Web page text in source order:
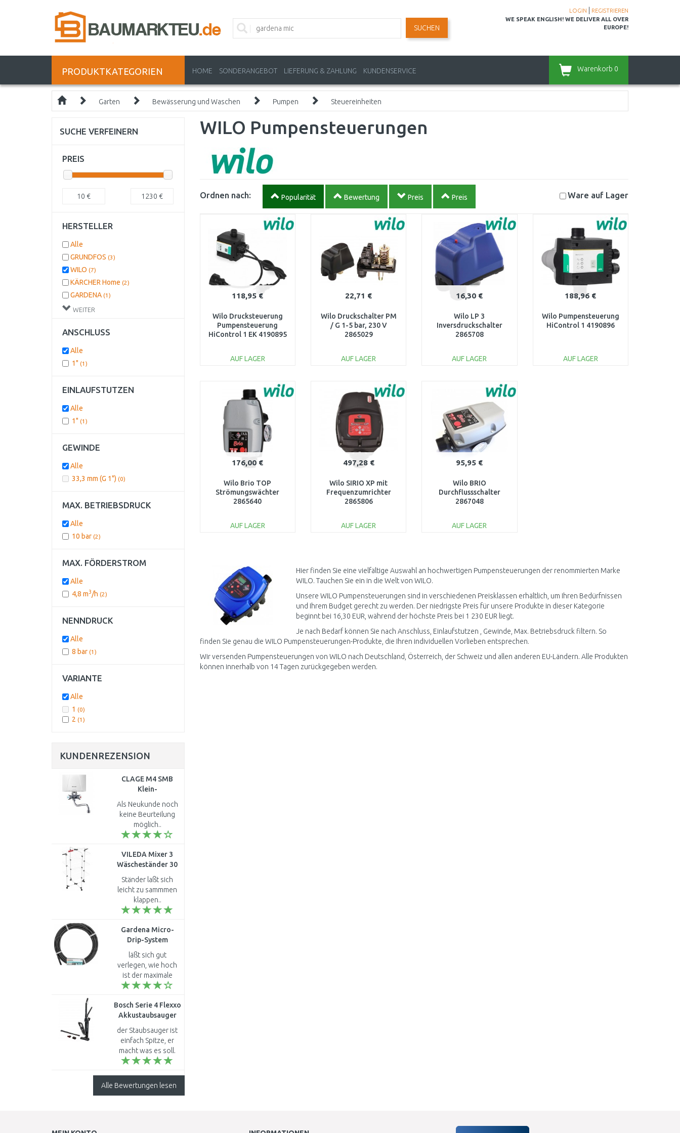
LOGIN
REGISTRIEREN
WE SPEAK ENGLISH! WE DELIVER ALL OVER
EUROPE!
SUCHEN
PRODUKTKATEGORIEN HOME SONDERANGEBOT LIEFERUNG & ZAHLUNG KUNDENSERVICE Warenkorb 0
Garten Bewässerung und Waschen Pumpen Steuereinheiten
WILO Pumpensteuerungen
Ordnen nach: Popularität Bewertung Preis Preis Ware auf Lager
118,95 €
Wilo Drucksteuerung
Pumpensteuerung
HiControl 1 EK 4190895
AUF LAGER
Vergleichen
22,71 €
Wilo Druckschalter PM
/ G 1-5 bar, 230 V
2865029
AUF LAGER
Vergleichen
16,30 €
Wilo LP 3
Inversdruckschalter
2865708
AUF LAGER
Vergleichen
188,96 €
Wilo Pumpensteuerung
HiControl 1 4190896
AUF LAGER
176,00 €
Wilo Brio TOP
Strömungswächter
2865640
AUF LAGER
Vergleichen
497,28 €
Wilo SIRIO XP mit
Frequenzumrichter
2865806
AUF LAGER
Vergleichen
95,95 €
Wilo BRIO
Durchflussschalter
2867048
AUF LAGER
Vergleichen
Hier finden Sie eine vielfältige Auswahl an hochwertigen Pumpensteuerungen der renommierten Marke
WILO. Tauchen Sie ein in die Welt von WILO.
Unsere WILO Pumpensteuerungen sind in verschiedenen Preisklassen erhältlich, um Ihren Bedürfnissen
und Ihrem Budget gerecht zu werden. Der niedrigste Preis für unsere Produkte in dieser Kategorie
beginnt bei 16,30 EUR, während der höchste Preis bei 1 230 EUR liegt.
Je nach Bedarf können Sie nach Anschluss, Einlaufstutzen , Gewinde, Max. Betriebsdruck filtern. So
finden Sie genau die WILO Pumpensteuerungen-Produkte, die Ihren individuellen Vorlieben entsprechen.
Wir versenden Pumpensteuerungen von WILO nach Deutschland, Österreich, der Schweiz und allen anderen EU-Ländern. Alle Produkten
können innerhalb von 14 Tagen zurückgegeben werden.
SUCHE VERFEINERN
PREIS
10 € 1230 €
HERSTELLER
WEITER
Alle
GRUNDFOS (3)
WILO (7)
KÄRCHER Home (2)
GARDENA (1)
GÜDE(1)
ANSCHLUSS
Alle
1" (1)
EINLAUFSTUTZEN
Alle
1" (1)
GEWINDE
Alle
33,3 mm (G 1") (0)
MAX. BETRIEBSDRUCK
Alle
10 bar (2)
MAX. FÖRDERSTROM
Alle
4,8 m3/h (2)
NENNDRUCK
Alle
8 bar (1)
VARIANTE
Alle
1 (0)
2 (1)
KUNDENREZENSION
CLAGE M4 SMB
Klein-
Durchlauferhitzer
Übertischanlage 4,4
kW 230 V 1500-
17104
Als Neukunde noch
keine Beurteilung
möglich..
VILEDA Mixer 3
Wäscheständer 30
m 157243
Ständer laßt sich
leicht zu sammmen
klappen..
Gardena Micro-
Drip-System
Verlegerohr 13 mm
(1/2") 15
MeterRolle, 1346-
20
läßt sich gut
verlegen, wie hoch
ist der maximale
Betriebsdruck/
Bosch Serie 4 Flexxo
Akkustaubsauger
(21.6V/Schwarz)
BBH32101
der Staubsauger ist
einfach Spitze, er
macht was es soll.
Den Sauger habe ich
Müllcontainer
gefunden, leider
Alle Bewertungen lesen